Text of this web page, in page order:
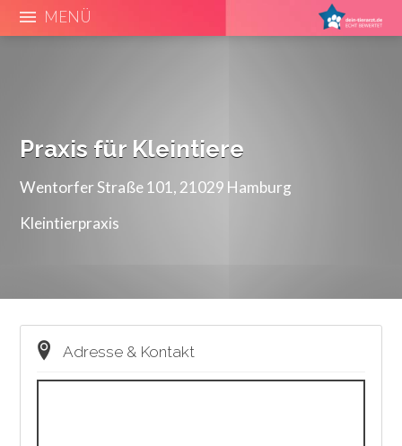
MENÜ
Praxis für Kleintiere
Wentorfer Straße 101, 21029 Hamburg
Kleintierpraxis
Adresse & Kontakt